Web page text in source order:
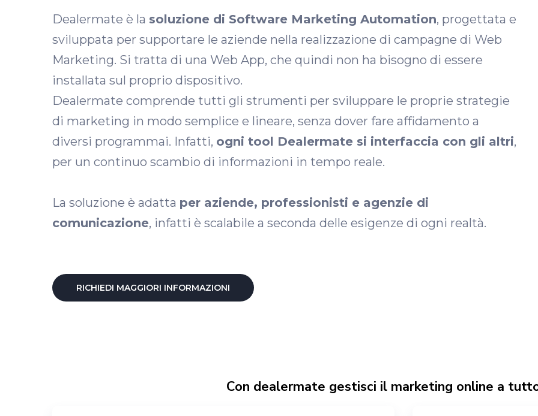
Dealermate è la soluzione di Software Marketing Automation, progettata e
sviluppata per supportare le aziende nella realizzazione di campagne di Web
Marketing. Si tratta di una Web App, che quindi non ha bisogno di essere
installata sul proprio dispositivo.
Dealermate comprende tutti gli strumenti per sviluppare le proprie strategie
di marketing in modo semplice e lineare, senza dover fare affidamento a
diversi programmai. Infatti, ogni tool Dealermate si interfaccia con gli altri,
per un continuo scambio di informazioni in tempo reale.
La soluzione è adatta per aziende, professionisti e agenzie di
comunicazione, infatti è scalabile a seconda delle esigenze di ogni realtà.
RICHIEDI MAGGIORI INFORMAZIONI
Con dealermate gestisci il marketing online a